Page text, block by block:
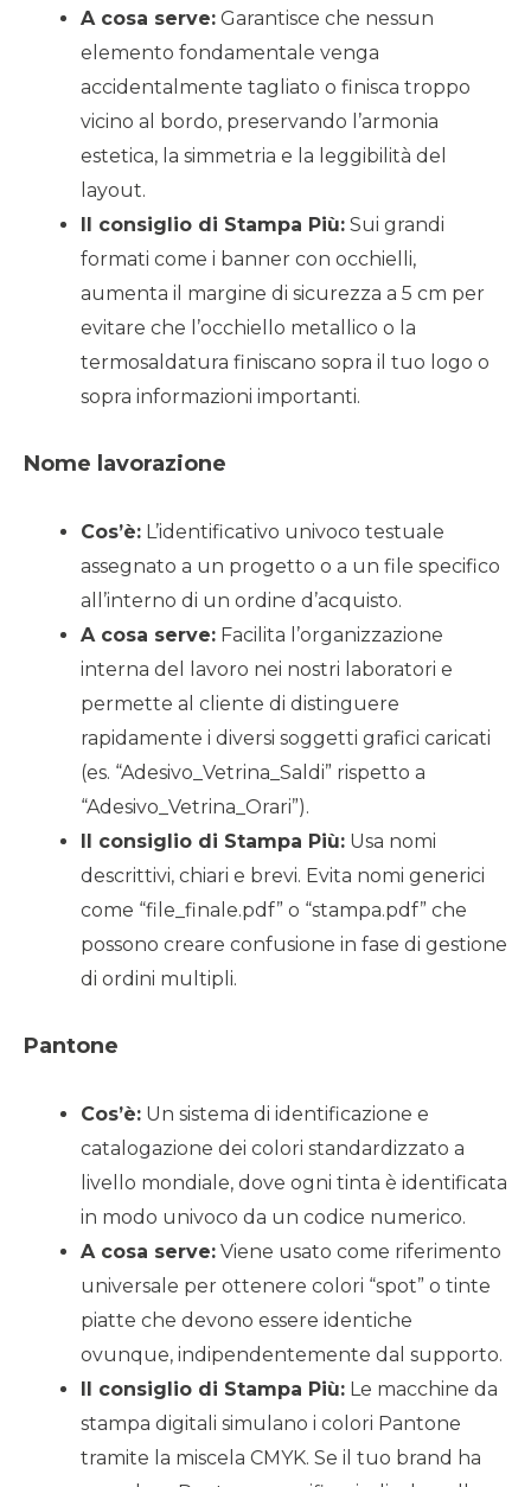
A cosa serve: Garantisce che nessun
elemento fondamentale venga
accidentalmente tagliato o finisca troppo
vicino al bordo, preservando l’armonia
estetica, la simmetria e la leggibilità del
layout.
Il consiglio di Stampa Più: Sui grandi
formati come i banner con occhielli,
aumenta il margine di sicurezza a 5 cm per
evitare che l’occhiello metallico o la
termosaldatura finiscano sopra il tuo logo o
sopra informazioni importanti.
Nome lavorazione
Cos’è: L’identificativo univoco testuale
assegnato a un progetto o a un file specifico
all’interno di un ordine d’acquisto.
A cosa serve: Facilita l’organizzazione
interna del lavoro nei nostri laboratori e
permette al cliente di distinguere
rapidamente i diversi soggetti grafici caricati
(es. “Adesivo_Vetrina_Saldi” rispetto a
“Adesivo_Vetrina_Orari”).
Il consiglio di Stampa Più: Usa nomi
descrittivi, chiari e brevi. Evita nomi generici
come “file_finale.pdf” o “stampa.pdf” che
possono creare confusione in fase di gestione
di ordini multipli.
Pantone
Cos’è: Un sistema di identificazione e
catalogazione dei colori standardizzato a
livello mondiale, dove ogni tinta è identificata
in modo univoco da un codice numerico.
A cosa serve: Viene usato come riferimento
universale per ottenere colori “spot” o tinte
piatte che devono essere identiche
ovunque, indipendentemente dal supporto.
Il consiglio di Stampa Più: Le macchine da
stampa digitali simulano i colori Pantone
tramite la miscela CMYK. Se il tuo brand ha